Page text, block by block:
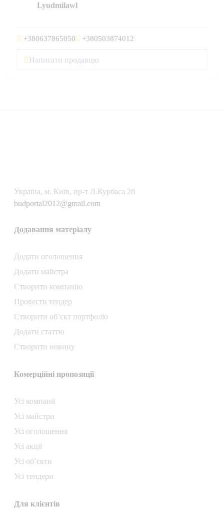
Lyudmilawl
+380637865050 +380503874012
Написати продавцю
Українa, м. Київ, пр-т Л.Курбаса 2б
budportal2012@gmail.com
Додавання матеріалу
Додати oголошення
Додати майстра
Створити компанiю
Провести тендер
Створити об’єкт портфоліо
Додати статтю
Створити новину
Комерційні пропозиції
Усі компанії
Усі майстри
Усі оголошення
Усі акції
Усі об’єкти
Усі тендери
Для клієнтів